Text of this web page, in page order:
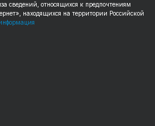
сведений, относящихся к предпочтениям
находящихся на территории Российской